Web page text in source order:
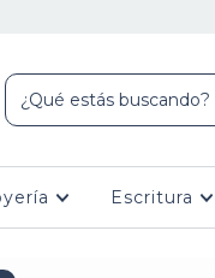
Escritura